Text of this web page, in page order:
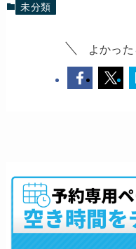
未分類
よかっ